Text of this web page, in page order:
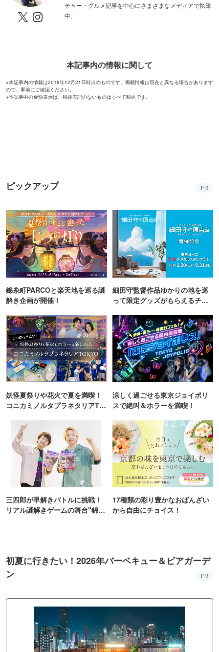
チャー・グルメ記事を中心にさまざまなメディアで執筆
中。
本記事内の情報に関して
※本記事内の情報は2018年12月21日時点のものです。掲載情報は現在と異なる場合があります
ので、事前にご確認ください。
※本記事中の金額表示は、税抜表記のないものはすべて税込です。
ピックアップ PR
錦糸町PARCOと楽天地を巡る謎
解き企画が開催！
細田守監督作品ゆかりの地を巡
って限定グッズがもらえるチャ
妖怪夏祭りや花火で夏を満喫！
コニカミノルタプラネタリアTO
涼しく過ごせる東京ジョイポリ
スで絶叫＆ホラーを満喫！
三四郎が早解きバトルに挑戦！
リアル謎解きゲームの舞台"錦糸
17種類の彩り豊かなおばんざい
から自由にチョイス！
初夏に行きたい！2026年バーベキュー＆ビアガーデ
ン
PR